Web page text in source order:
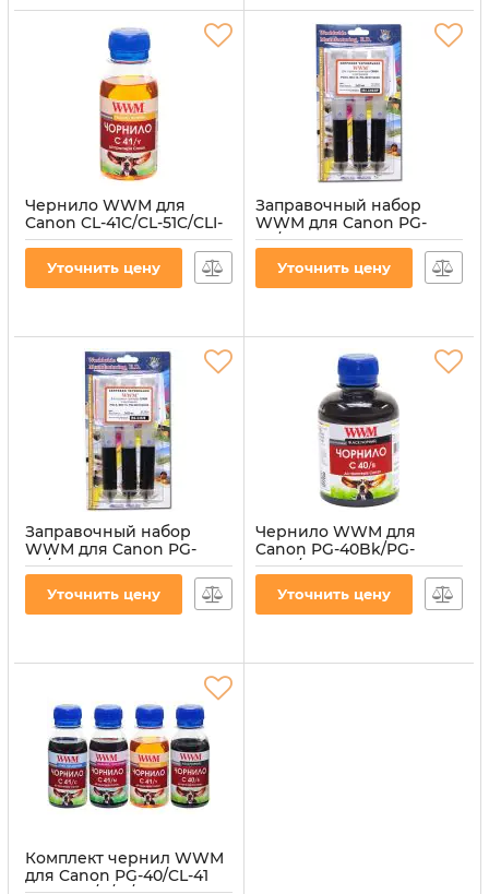
Чернило WWM для
Canon CL-41C/CL-51C/CLI-
8Y 100г Yellow
водорастворимые (C41/Y-
Уточнить цену
Заправочный набор
WWM для Canon PG-
40/PG-37 (3 x 20мл) 3шт x
20мл Black пигментные
(IR3.C40/BP)
Уточнить цену
Заправочный набор
WWM для Canon PG-
40/PG-37 (3 x 20мл) 3шт x
водорастворимые
(IR3.C40/B)
Уточнить цену
Чернило WWM для
Canon PG-40Bk/PG-
50Bk/PGI-5Bk 200г Black
(C40/B)
Уточнить цену
Комплект чернил WWM
для Canon PG-40/CL-41